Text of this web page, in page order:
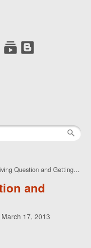
Question and Getting Answer
and
March 17, 2013